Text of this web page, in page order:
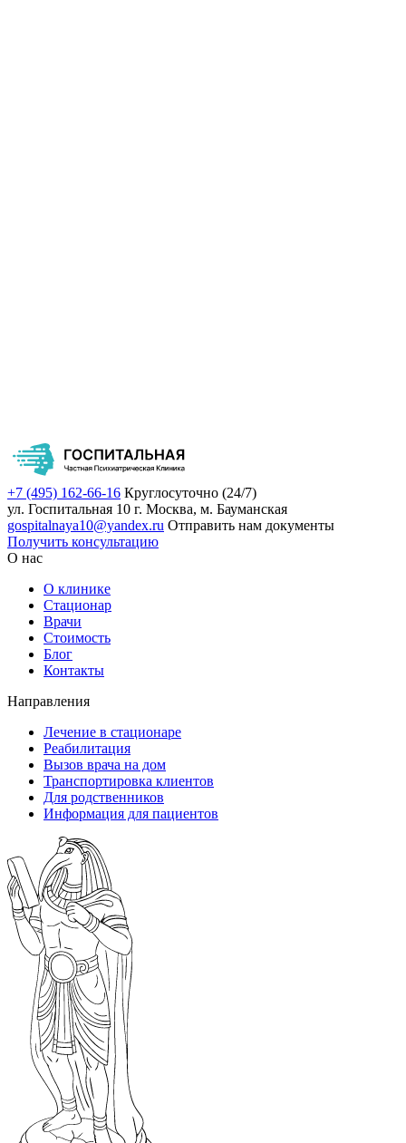
+7 (495) 162-66-16 Круглосуточно (24/7)
ул. Госпитальная 10 г. Москва, м. Бауманская
gospitalnaya10@yandex.ru Отправить нам документы
Получить консультацию
О нас
О клинике
Стационар
Врачи
Стоимость
Блог
Контакты
Направления
Лечение в стационаре
Реабилитация
Вызов врача на дом
Транспортировка клиентов
Для родственников
Информация для пациентов